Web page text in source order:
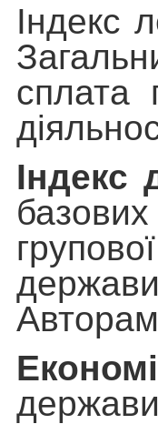
Індекс
сплата
Індекс